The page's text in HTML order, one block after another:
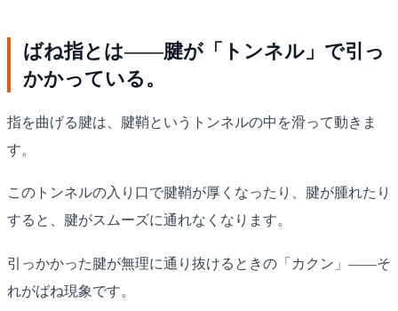
ばね指とは——腱が「トンネル」で引っ
かかっている。
指を曲げる腱は、腱鞘というトンネルの中を滑って動きま
す。
このトンネルの入り口で腱鞘が厚くなったり、腱が腫れたり
すると、腱がスムーズに通れなくなります。
引っかかった腱が無理に通り抜けるときの「カクン」——そ
れがばね現象です。